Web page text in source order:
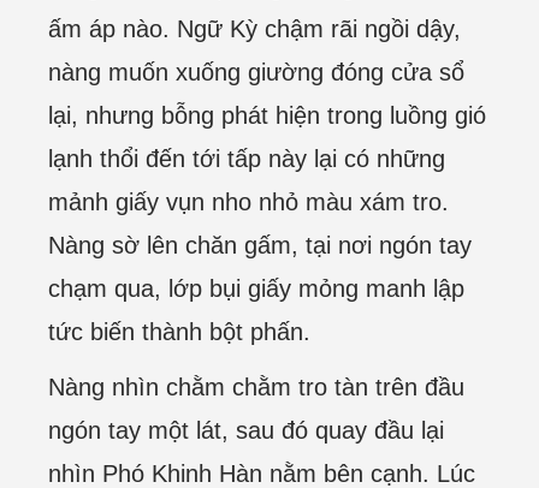
ấm áp nào. Ngữ Kỳ chậm rãi ngồi dậy,
nàng muốn xuống giường đóng cửa sổ
lại, nhưng bỗng phát hiện trong luồng gió
lạnh thổi đến tới tấp này lại có những
mảnh giấy vụn nho nhỏ màu xám tro.
Nàng sờ lên chăn gấm, tại nơi ngón tay
chạm qua, lớp bụi giấy mỏng manh lập
tức biến thành bột phấn.
Nàng nhìn chằm chằm tro tàn trên đầu
ngón tay một lát, sau đó quay đầu lại
nhìn Phó Khinh Hàn nằm bên cạnh. Lúc